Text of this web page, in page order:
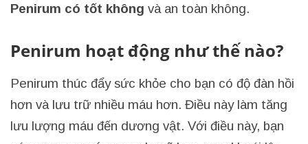
Penirum có tốt không và an toàn không.
Penirum hoạt động như thế nào?
Penirum thúc đẩy sức khỏe cho bạn có độ đàn hồi
hơn và lưu trữ nhiều máu hơn. Điều này làm tăng
lưu lượng máu đến dương vật. Với điều này, bạn